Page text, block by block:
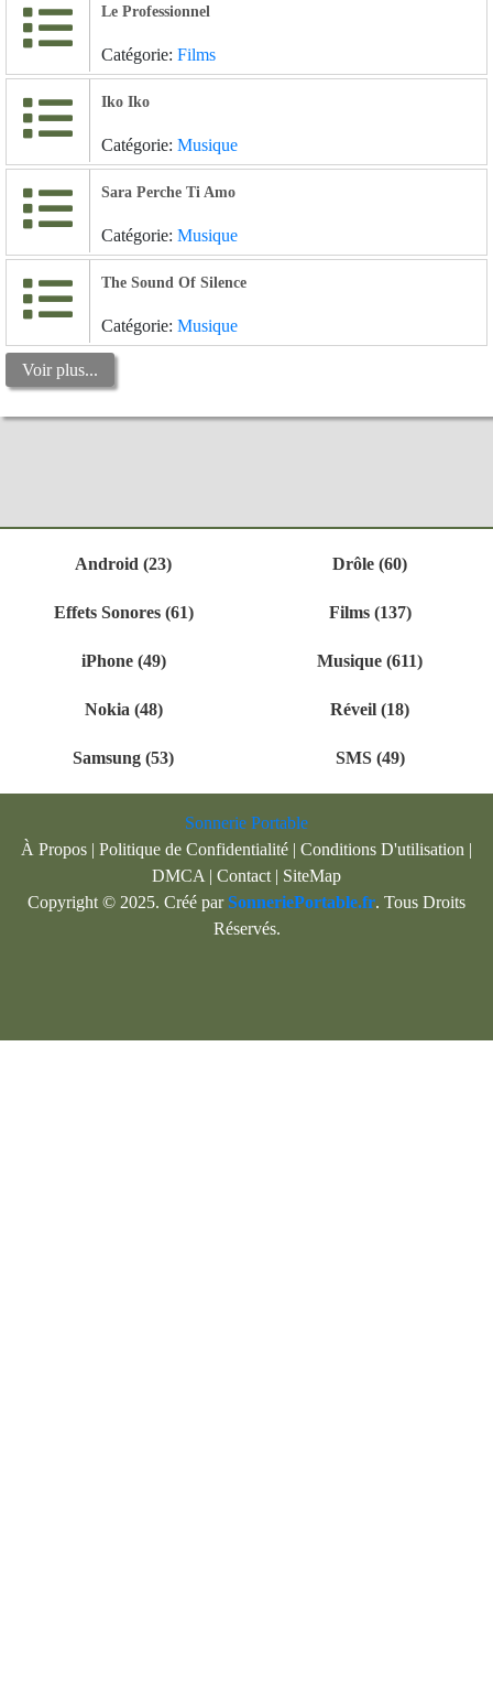
Le Professionnel
Catégorie: Films
Iko Iko
Catégorie: Musique
Sara Perche Ti Amo
Catégorie: Musique
The Sound Of Silence
Catégorie: Musique
Voir plus...
Android (23) Drôle (60)
Effets Sonores (61) Films (137)
iPhone (49) Musique (611)
Nokia (48) Réveil (18)
Samsung (53) SMS (49)
Sonnerie Portable
À Propos | Politique de Confidentialité | Conditions D'utilisation |
DMCA | Contact | SiteMap
Copyright © 2025. Créé parSonneriePortable.fr. Tous Droits
Réservés.